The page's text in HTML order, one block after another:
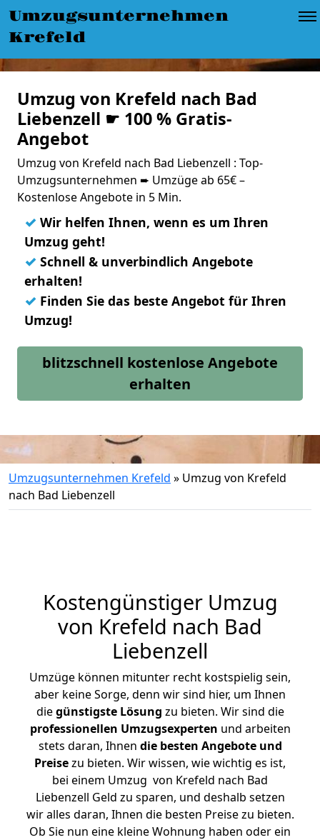
Umzugsunternehmen
Krefeld
Umzug von Krefeld nach Bad
Liebenzell ☛ 100 % Gratis-
Angebot
Umzug von Krefeld nach Bad Liebenzell : Top-
Umzugsunternehmen ➨ Umzüge ab 65€ –
Kostenlose Angebote in 5 Min.
✓ Wir helfen Ihnen, wenn es um Ihren
Umzug geht!
✓ Schnell & unverbindlich Angebote
erhalten!
✓ Finden Sie das beste Angebot für Ihren
Umzug!
blitzschnell kostenlose Angebote
erhalten
Umzugsunternehmen Krefeld » Umzug von Krefeld
nach Bad Liebenzell
Kostengünstiger Umzug
von Krefeld nach Bad
Liebenzell
Umzüge können mitunter recht kostspielig sein,
aber keine Sorge, denn wir sind hier, um Ihnen
diegünstigste Lösung zu bieten. Wir sind die
professionellen Umzugsexperten und arbeiten
stets daran, Ihnen die besten Angebote und
Preisezu bieten. Wir wissen, wie wichtig es ist,
bei einem Umzug von Krefeld nach Bad
Liebenzell Geld zu sparen, und deshalb setzen
wir alles daran, Ihnen die besten Preise zu bieten.
Ob Sie nun eine kleine Wohnung haben oder ein